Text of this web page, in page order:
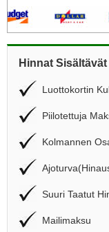
Hinnat Sisältävät
Luottokortin
Piilotettuja
Kolmannen
Suuri Taatut
Mailimaksu